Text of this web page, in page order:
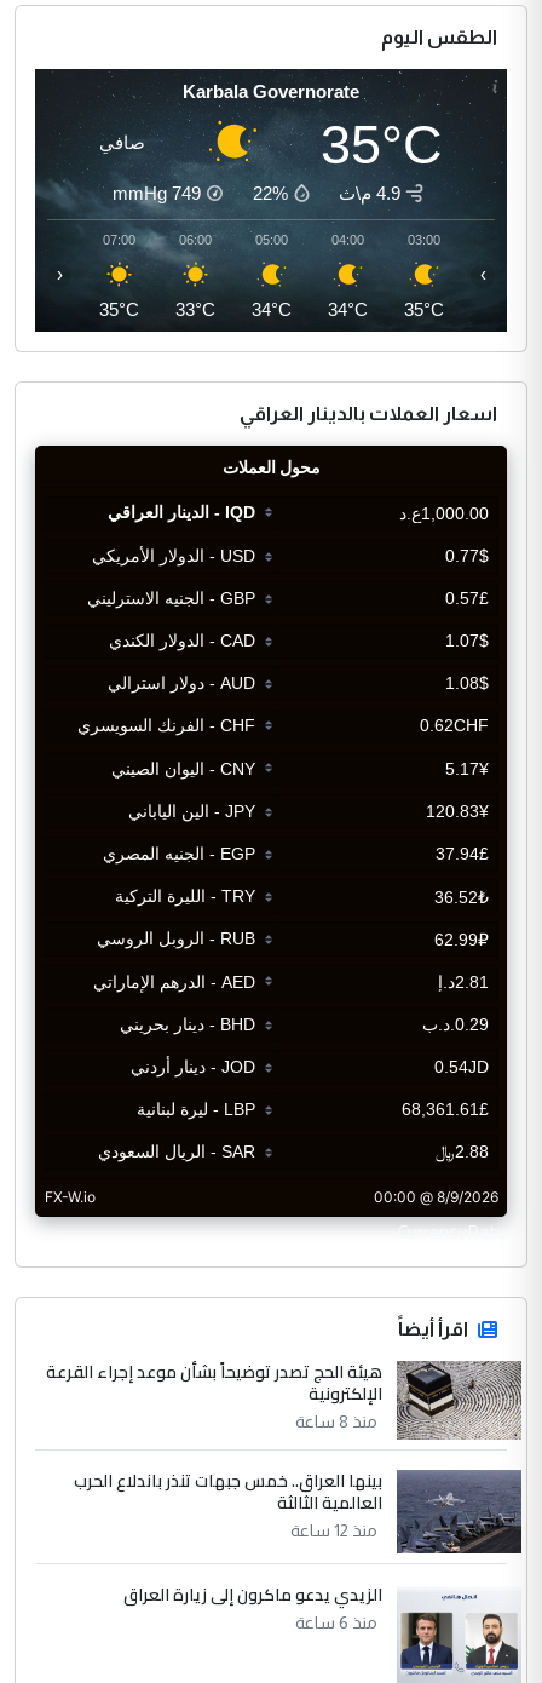
الطقس اليوم
Karbala Governorate
35°C صافي
4.9 م\ث 22%
749
mmHg
03:00
35°C
04:00
34°C
05:00
34°C
06:00
33°C
07:00
35°C
‹ ›
اسعار العملات بالدينار العراقي
CurrencyRate
اقرأ أيضاً
هيئة الحج تصدر توضيحاً بشأن موعد إجراء القرعة
الإلكترونية
منذ 8 ساعة
بينها العراق.. خمس جبهات تنذر باندلاع الحرب
العالمية الثالثة
منذ 12 ساعة
الزيدي يدعو ماكرون إلى زيارة العراق
منذ 6 ساعة